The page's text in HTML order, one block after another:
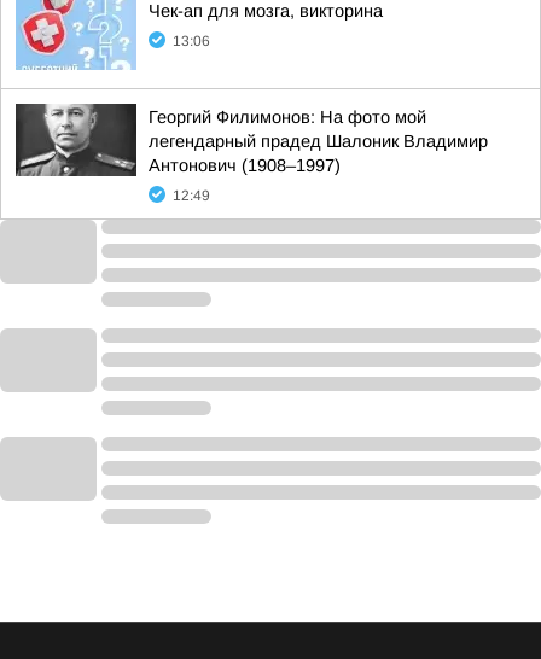
Чек-ап для мозга, викторина
13:06
Георгий Филимонов: На фото мой
легендарный прадед Шалоник Владимир
Антонович (1908–1997)
12:49